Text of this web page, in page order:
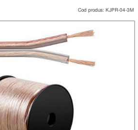
Cod produs: KJPR-04-3M